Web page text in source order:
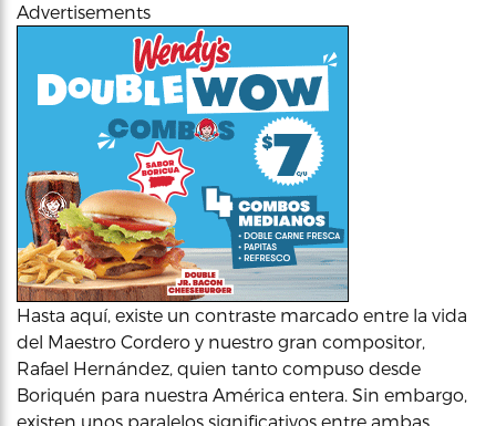
Advertisements
Hasta aquí, existe un contraste marcado entre la vida
del Maestro Cordero y nuestro gran compositor,
Rafael Hernández, quien tanto compuso desde
Boriquén para nuestra América entera. Sin embargo,
existen unos paralelos significativos entre ambas